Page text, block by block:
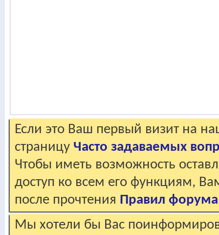
Если это Ваш первый визит на
страницу Часто задаваемых
Чтобы иметь возможность
доступ ко всем его функциям,
после прочтения Правил форума
Мы хотели бы Вас